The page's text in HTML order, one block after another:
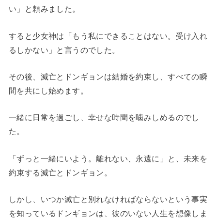
い」と頼みました。
すると少女神は「もう私にできることはない。受け入れ
るしかない」と言うのでした。
その後、滅亡とドンギョンは結婚を約束し、すべての瞬
間を共にし始めます。
一緒に日常を過ごし、幸せな時間を噛みしめるのでし
た。
「ずっと一緒にいよう。離れない、永遠に」と、未来を
約束する滅亡とドンギョン。
しかし、いつか滅亡と別れなければならないという事実
を知っているドンギョンは、彼のいない人生を想像しま